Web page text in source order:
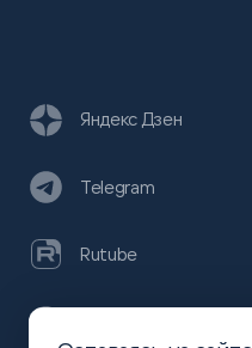
Яндекс Дзен
Telegram
Rutube